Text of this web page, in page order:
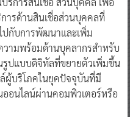
ารด้านสินเชื่อส่วนบุคคลที่
ปกับการพัฒนาและเพิ่ม
วามพร้อมด้านบุคลากรสำหรับ
รูปแบบดิจิทัลที่ขยายตัวเพิ่มขึ้น
ล์ผู้บริโภคในยุคปัจจุบันที่มี
ออนไลน์ผ่านคอมพิวเตอร์หรือ